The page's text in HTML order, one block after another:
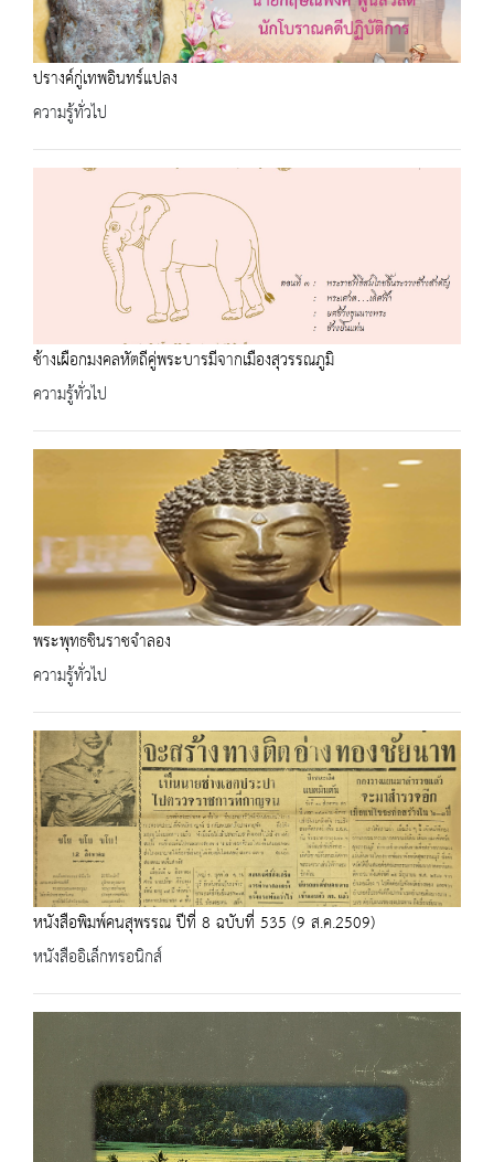
ปรางค์กู่เทพอินทร์แปลง
ความรู้ทั่วไป
ช้างเผือกมงคลหัตถีคู่พระบารมีจากเมืองสุวรรณภูมิ
ความรู้ทั่วไป
พระพุทธชินราชจำลอง
ความรู้ทั่วไป
หนังสือพิมพ์คนสุพรรณ ปีที่ 8 ฉบับที่ 535 (9 ส.ค.2509)
หนังสืออิเล็กทรอนิกส์